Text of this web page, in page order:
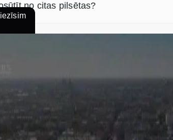
no citas pilsētas?